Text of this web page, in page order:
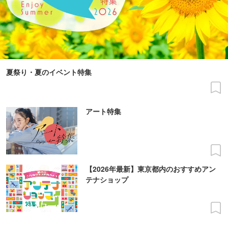
夏祭り・夏のイベント特集
アート特集
【2026年最新】東京都内のおすすめアン
テナショップ